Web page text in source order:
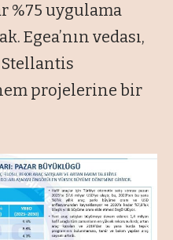
%75 uygulama
Egea’nın vedası,
Stellantis
projelerine bir